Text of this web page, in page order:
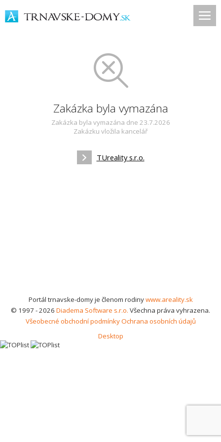
Zakázka byla vymazána
Zakázka byla vymazána dne 23.7.2026
Zakázku vložila kancelář
TUreality s.r.o.
Portál trnavske-domy je členom rodinywww.areality.sk
© 1997 - 2026 Diadema Software s.r.o. Všechna práva vyhrazena.
Všeobecné obchodní podmínkyOchrana osobních údajů
Desktop